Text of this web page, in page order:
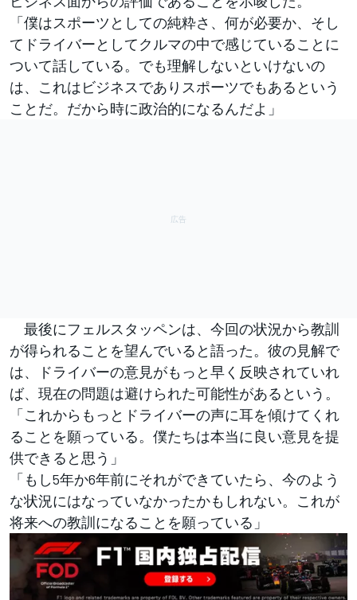
「僕はスポーツとしての純粋さ、何が必要か、そし
てドライバーとしてクルマの中で感じていることに
ついて話している。でも理解しないといけないの
は、これはビジネスでありスポーツでもあるという
ことだ。だから時に政治的になるんだよ」
最後にフェルスタッペンは、今回の状況から教訓
が得られることを望んでいると語った。彼の見解で
は、ドライバーの意見がもっと早く反映されていれ
ば、現在の問題は避けられた可能性があるという。
「これからもっとドライバーの声に耳を傾けてくれ
ることを願っている。僕たちは本当に良い意見を提
供できると思う」
「もし5年か6年前にそれができていたら、今のよう
な状況にはなっていなかったかもしれない。これが
将来への教訓になることを願っている」